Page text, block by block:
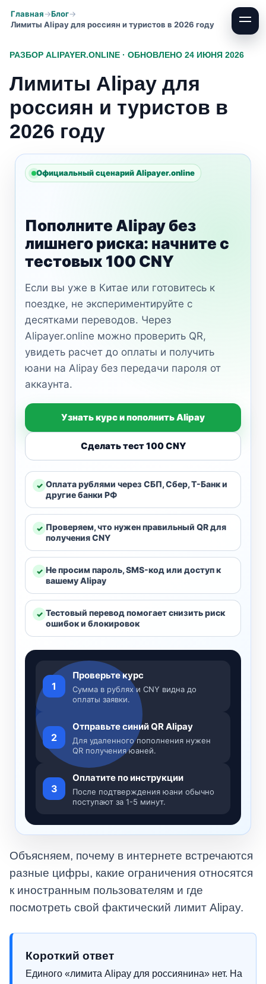
Главная
Блог
Лимиты Alipay для россиян и туристов в 2026 году
РАЗБОР ALIPAYER.ONLINE · ОБНОВЛЕНО 24 ИЮНЯ 2026
Лимиты Alipay для
россиян и туристов в
2026 году
Официальный сценарий Alipayer.online
Пополните Alipay без
лишнего риска: начните с
тестовых 100 CNY
Если вы уже в Китае или готовитесь к
поездке, не экспериментируйте с
десятками переводов. Через
Alipayer.online можно проверить QR,
увидеть расчет до оплаты и получить
юани на Alipay без передачи пароля от
аккаунта.
Узнать курс и пополнить Alipay
Сделать тест 100 CNY
Оплата рублями через СБП, Сбер, Т-Банк и
другие банки РФ
Проверяем, что нужен правильный QR для
получения CNY
Не просим пароль, SMS-код или доступ к
вашему Alipay
Тестовый перевод помогает снизить риск
ошибок и блокировок
1
Проверьте курс
Сумма в рублях и CNY видна до
оплаты заявки.
2
Отправьте синий QR Alipay
Для удаленного пополнения нужен
QR получения юаней.
3
Оплатите по инструкции
После подтверждения юани обычно
поступают за 1-5 минут.
Объясняем, почему в интернете встречаются
разные цифры, какие ограничения относятся
к иностранным пользователям и где
посмотреть свой фактический лимит Alipay.
Короткий ответ
Единого «лимита Alipay для россиянина» нет. На